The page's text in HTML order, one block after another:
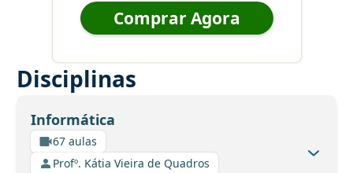
Comprar Agora
Disciplinas
Informática
67 aulas
Profº. Kátia Vieira de Quadros